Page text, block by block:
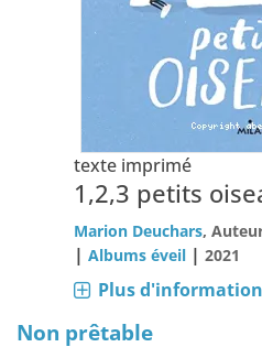
texte imprimé
1,2,3 petits
Marion Deuchars,
|Albums éveil |2021
Plus
Non prêtable